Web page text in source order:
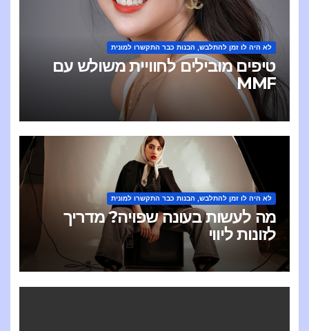
לא היה לו זמן להתלבש, הבנות כבר התקשרו למונית
טיפים מובילים לחוויית משולש עם
MMF
לא היה לו זמן להתלבש, הבנות כבר התקשרו למונית
מה לעשות בעונה שפויה? מדריך
לזונות ליווי